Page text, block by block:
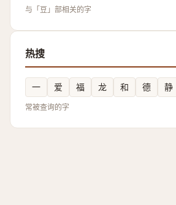
与「豆」部相关的字
热搜
一 爱 福 龙 和 德 静
常被查询的字